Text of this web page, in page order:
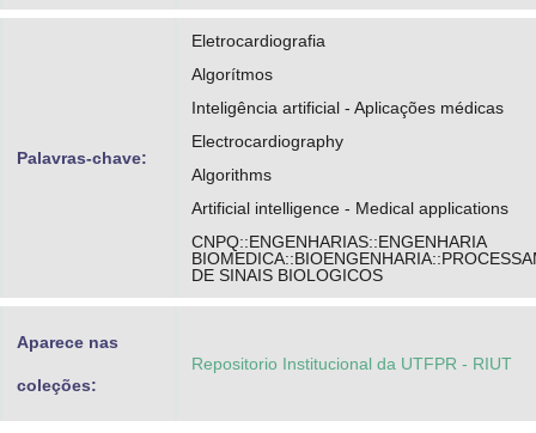
Palavras-chave:
Eletrocardiografia
Algorítmos
Inteligência artificial - Aplicações médicas
Electrocardiography
Algorithms
Artificial intelligence - Medical applications
CNPQ::ENGENHARIAS::ENGENHARIA
DE SINAIS BIOLOGICOS
Aparece nas
coleções:
Repositorio Institucional da UTFPR - RIUT